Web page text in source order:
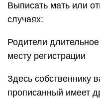
Выписать мать или
случаях:
Родители
месту регистрации
Здесь собственнику
прописанный имеет